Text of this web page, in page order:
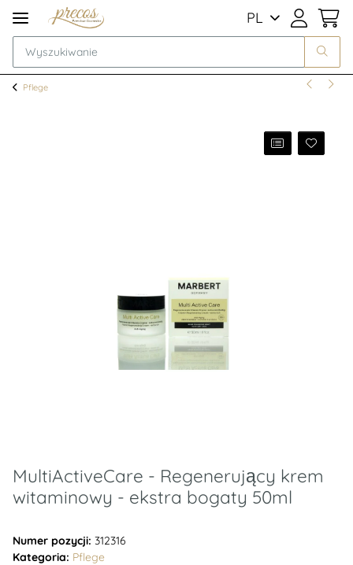
PL
Pflege
MultiActiveCare - Regenerujący krem
witaminowy - ekstra bogaty 50ml
Numer pozycji: 312316
Kategoria: Pflege